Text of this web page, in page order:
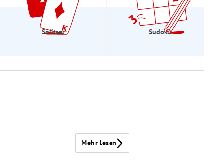
Solitaer Sudoku
Mehr lesen